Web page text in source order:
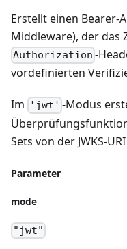
Erstellt einen Bearer-
Middleware), der das
Authorization -
vordefinierten
Im 'jwt' -Modus
Sets von der JWKS-
Parameter
mode
"jwt"